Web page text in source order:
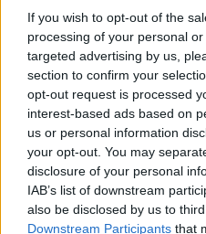
If you wish to opt-out of the
processing of your personal
targeted advertising by us,
section to confirm your
opt-out request is processed
interest-based ads based on
us or personal information
your opt-out. You may
disclosure of your personal
IAB’s list of downstream
also be disclosed by us to
Downstream Participants that
i tuoi
Su
345 356
Ricevi le
daGoogle